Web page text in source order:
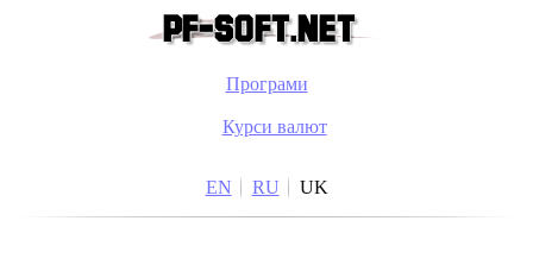
Програми
Курси валют
EN RU UK